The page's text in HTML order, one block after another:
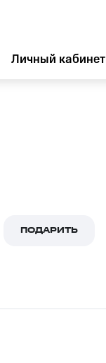
Личный кабинет
ПОДАРИТЬ